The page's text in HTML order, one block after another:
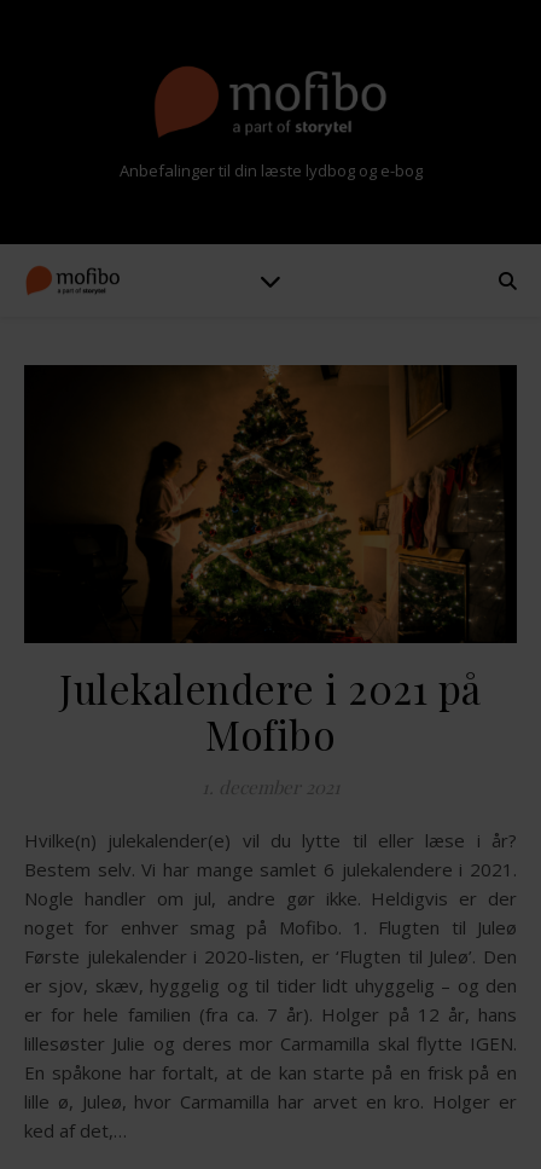
Anbefalinger til din læste lydbog og e-bog
Julekalendere i 2021 på
Mofibo
1. december 2021
Hvilke(n) julekalender(e) vil du lytte til eller læse i år?
Bestem selv. Vi har mange samlet 6 julekalendere i 2021.
Nogle handler om jul, andre gør ikke. Heldigvis er der
noget for enhver smag på Mofibo. 1. Flugten til Juleø
Første julekalender i 2020-listen, er ‘Flugten til Juleø’. Den
er sjov, skæv, hyggelig og til tider lidt uhyggelig – og den
er for hele familien (fra ca. 7 år). Holger på 12 år, hans
lillesøster Julie og deres mor Carmamilla skal flytte IGEN.
En spåkone har fortalt, at de kan starte på en frisk på en
lille ø, Juleø, hvor Carmamilla har arvet en kro. Holger er
ked af det,…